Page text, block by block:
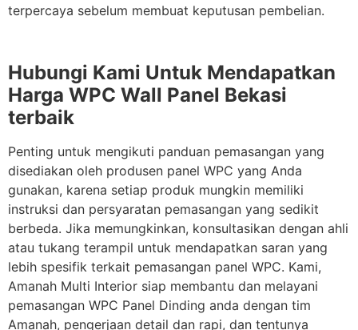
terpercaya sebelum membuat keputusan pembelian.
Hubungi Kami Untuk Mendapatkan
Harga WPC Wall Panel Bekasi
terbaik
Penting untuk mengikuti panduan pemasangan yang
disediakan oleh produsen panel WPC yang Anda
gunakan, karena setiap produk mungkin memiliki
instruksi dan persyaratan pemasangan yang sedikit
berbeda. Jika memungkinkan, konsultasikan dengan ahli
atau tukang terampil untuk mendapatkan saran yang
lebih spesifik terkait pemasangan panel WPC. Kami,
Amanah Multi Interior siap membantu dan melayani
pemasangan WPC Panel Dinding anda dengan tim
Amanah, pengerjaan detail dan rapi, dan tentunya